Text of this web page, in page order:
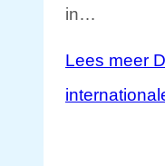
in…
Lees meer